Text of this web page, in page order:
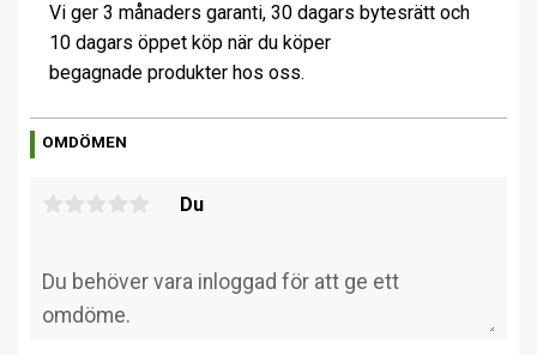
Vi ger 3 månaders garanti, 30 dagars bytesrätt och
10 dagars öppet köp när du köper
begagnade produkter hos oss.
OMDÖMEN
Du